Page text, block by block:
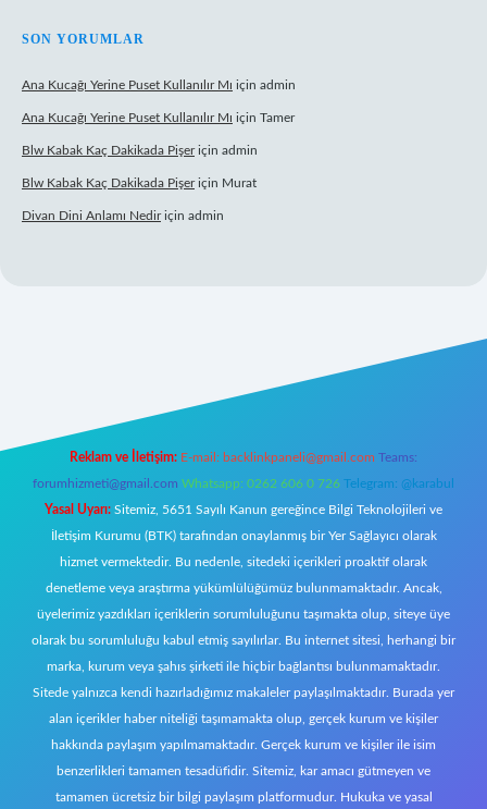
SON YORUMLAR
Ana Kucağı Yerine Puset Kullanılır Mı için admin
Ana Kucağı Yerine Puset Kullanılır Mı için Tamer
Blw Kabak Kaç Dakikada Pişeriçin admin
Blw Kabak Kaç Dakikada Pişeriçin Murat
Divan Dini Anlamı Nediriçin admin
Reklam ve İletişim: E-mail: backlinkpaneli@gmail.com Teams:
forumhizmeti@gmail.com Whatsapp: 0262 606 0 726 Telegram: @karabul
Yasal Uyarı: Sitemiz, 5651 Sayılı Kanun gereğince Bilgi Teknolojileri ve
İletişim Kurumu (BTK) tarafından onaylanmış bir Yer Sağlayıcı olarak
hizmet vermektedir. Bu nedenle, sitedeki içerikleri proaktif olarak
denetleme veya araştırma yükümlülüğümüz bulunmamaktadır. Ancak,
üyelerimiz yazdıkları içeriklerin sorumluluğunu taşımakta olup, siteye üye
olarak bu sorumluluğu kabul etmiş sayılırlar. Bu internet sitesi, herhangi bir
marka, kurum veya şahıs şirketi ile hiçbir bağlantısı bulunmamaktadır.
Sitede yalnızca kendi hazırladığımız makaleler paylaşılmaktadır. Burada yer
alan içerikler haber niteliği taşımamakta olup, gerçek kurum ve kişiler
hakkında paylaşım yapılmamaktadır. Gerçek kurum ve kişiler ile isim
benzerlikleri tamamen tesadüfidir. Sitemiz, kar amacı gütmeyen ve
tamamen ücretsiz bir bilgi paylaşım platformudur. Hukuka ve yasal